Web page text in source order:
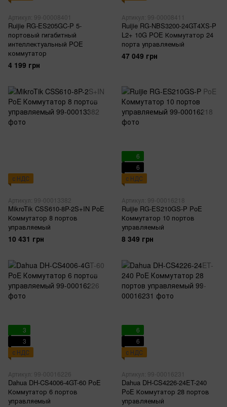
Артикул: 99-00008401
Ruijie RG-ES205GC-P 5-
портовый гигабитный
интеллектуальный POE
коммутатор
4 199 грн
Артикул: 99-00008411
Ruijie RG-NBS3200-24GT4XS-P
L2+ 10G POE Коммутатор 24
порта управляемый
47 049 грн
с НДС
Артикул: 99-00013382
MikroTik CSS610-8P-2S+IN PoE
Коммутатор 8 портов
управляемый
10 431 грн
6
6
с НДС
Артикул: 99-00016218
Ruijie RG-ES210GS-P PoE
Коммутатор 10 портов
управляемый
8 349 грн
3
3
с НДС
Артикул: 99-00016226
Dahua DH-CS4006-4GT-60 PoE
Коммутатор 6 портов
управляемый
6
6
с НДС
Артикул: 99-00016231
Dahua DH-CS4226-24ET-240
PoE Коммутатор 28 портов
управляемый